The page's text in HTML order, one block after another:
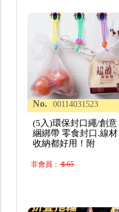
No. 00114031523
(5入)環保封口繩/創意
綑綁帶 零食封口.線材
收納都好用！附
非會員：＄65